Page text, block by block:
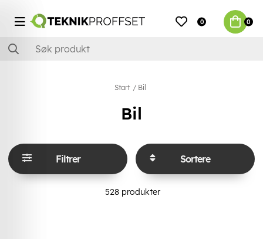
0 0
Start Bil
Bil
Filtrer Sortere
528 produkter